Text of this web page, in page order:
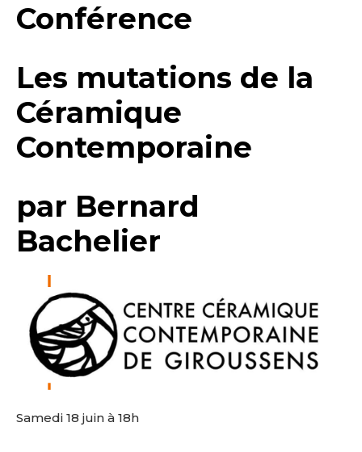
Conférence
Les mutations de la
Céramique
Contemporaine
par Bernard
Bachelier
Samedi 18 juin à 18h